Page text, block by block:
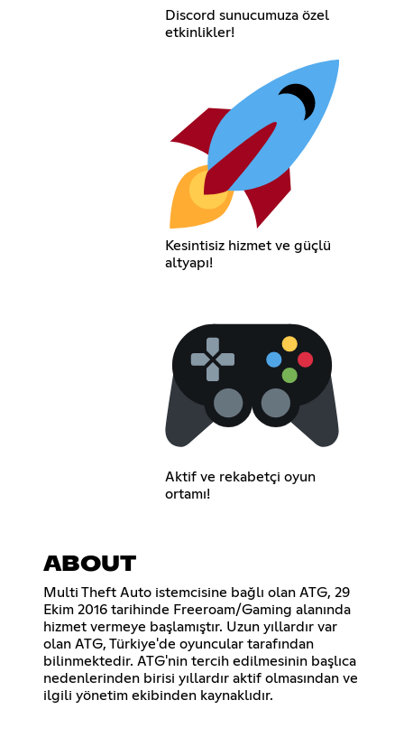
Discord sunucumuza özel
etkinlikler!
Kesintisiz hizmet ve güçlü
altyapı!
Aktif ve rekabetçi oyun
ortamı!
ABOUT
Multi Theft Auto istemcisine bağlı olan ATG, 29
Ekim 2016 tarihinde Freeroam/Gaming alanında
hizmet vermeye başlamıştır. Uzun yıllardır var
olan ATG, Türkiye'de oyuncular tarafından
bilinmektedir. ATG'nin tercih edilmesinin başlıca
nedenlerinden birisi yıllardır aktif olmasından ve
ilgili yönetim ekibinden kaynaklıdır.